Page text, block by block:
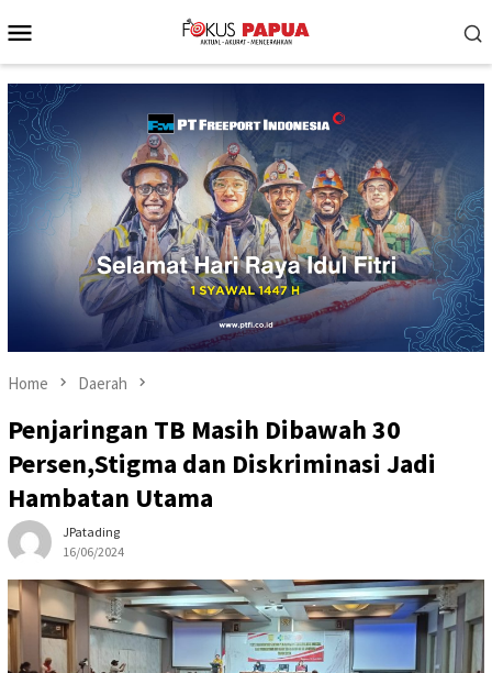
to
Menu
Home Daerah
Penjaringan TB Masih Dibawah 30
Persen,Stigma dan Diskriminasi Jadi
Hambatan Utama
JPatading
16/06/2024